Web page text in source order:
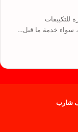
للتكييفات
سواء خدمة ما قبل…
شارب